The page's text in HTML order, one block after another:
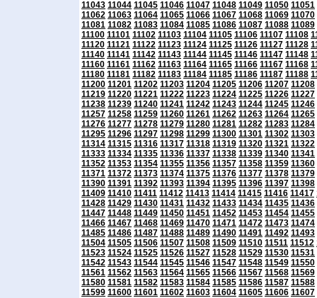
11043 11044 11045 11046 11047 11048 11049 11050 11051
11062 11063 11064 11065 11066 11067 11068 11069 11070
11081 11082 11083 11084 11085 11086 11087 11088 11089
11100 11101 11102 11103 11104 11105 11106 11107 11108
11120 11121 11122 11123 11124 11125 11126 11127 11128
11140 11141 11142 11143 11144 11145 11146 11147 11148
11160 11161 11162 11163 11164 11165 11166 11167 11168
11180 11181 11182 11183 11184 11185 11186 11187 11188
11200 11201 11202 11203 11204 11205 11206 11207 11208
11219 11220 11221 11222 11223 11224 11225 11226 11227
11238 11239 11240 11241 11242 11243 11244 11245 11246
11257 11258 11259 11260 11261 11262 11263 11264 11265
11276 11277 11278 11279 11280 11281 11282 11283 11284
11295 11296 11297 11298 11299 11300 11301 11302 11303
11314 11315 11316 11317 11318 11319 11320 11321 11322
11333 11334 11335 11336 11337 11338 11339 11340 11341
11352 11353 11354 11355 11356 11357 11358 11359 11360
11371 11372 11373 11374 11375 11376 11377 11378 11379
11390 11391 11392 11393 11394 11395 11396 11397 11398
11409 11410 11411 11412 11413 11414 11415 11416 11417
11428 11429 11430 11431 11432 11433 11434 11435 11436
11447 11448 11449 11450 11451 11452 11453 11454 11455
11466 11467 11468 11469 11470 11471 11472 11473 11474
11485 11486 11487 11488 11489 11490 11491 11492 11493
11504 11505 11506 11507 11508 11509 11510 11511 11512
11523 11524 11525 11526 11527 11528 11529 11530 11531
11542 11543 11544 11545 11546 11547 11548 11549 11550
11561 11562 11563 11564 11565 11566 11567 11568 11569
11580 11581 11582 11583 11584 11585 11586 11587 11588
11599 11600 11601 11602 11603 11604 11605 11606 11607